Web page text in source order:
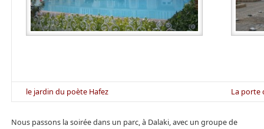
le jardin du poète Hafez La porte
Nous passons la soirée dans un parc, à Dalaki, avec un groupe de